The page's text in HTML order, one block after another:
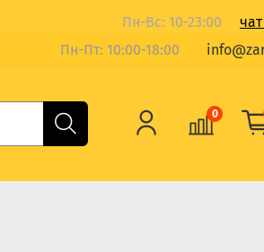
Пн-Вс: 10-23:00
Пн-Пт: 10:00-18:00
0